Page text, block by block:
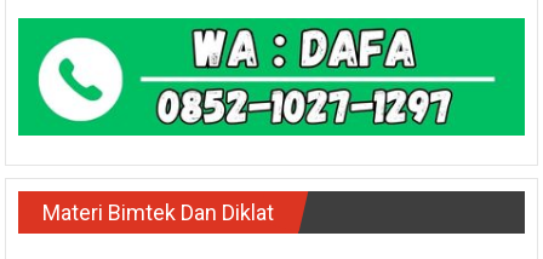
Materi Bimtek Dan Diklat